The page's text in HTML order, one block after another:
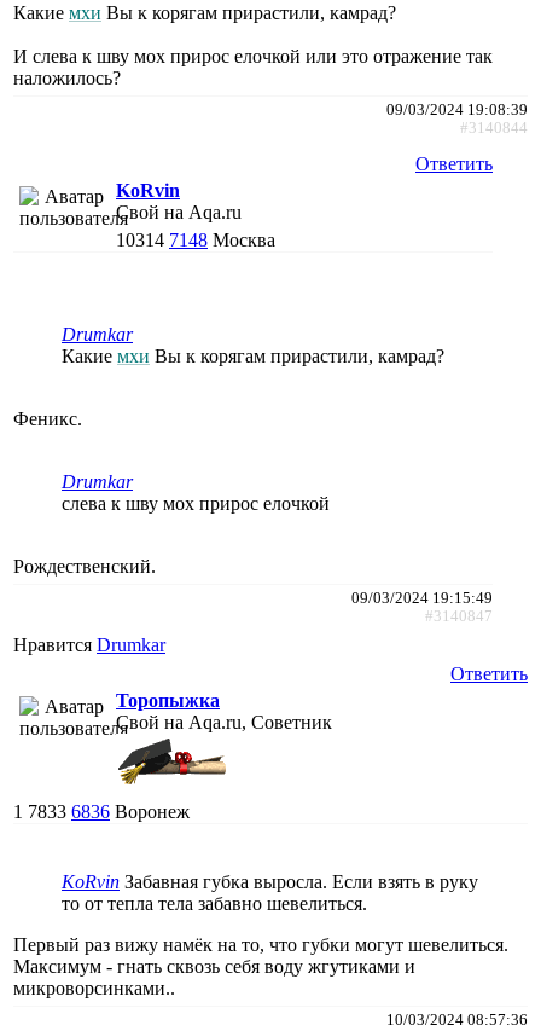
Какие мхи Вы к корягам прирастили, камрад?
И слева к шву мох прирос елочкой или это отражение так
наложилось?
09/03/2024 19:08:39
#3140844
Ответить
KoRvin
Свой на Aqa.ru
10314 7148 Москва
Drumkar
Какие мхи Вы к корягам прирастили, камрад?
Феникс.
Drumkar
слева к шву мох прирос елочкой
Рождественский.
09/03/2024 19:15:49
#3140847
Нравится Drumkar
Ответить
Торопыжка
Свой на Aqa.ru, Советник
1 7833 6836 Воронеж
KoRvin Забавная губка выросла. Если взять в руку
то от тепла тела забавно шевелиться.
Первый раз вижу намёк на то, что губки могут шевелиться.
Максимум - гнать сквозь себя воду жгутиками и
микроворсинками..
10/03/2024 08:57:36